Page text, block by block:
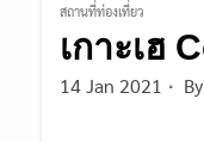
สถานที่ท่องเที่ยว
เกาะเฮ
14 Jan 2021 By